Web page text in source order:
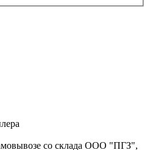
со склада ООО "ПГЗ",